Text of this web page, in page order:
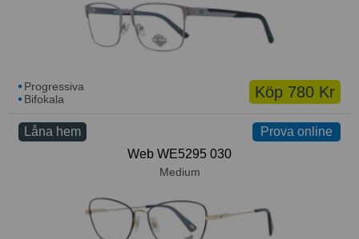
Köp 780 Kr
Progressiva
Bifokala
Prova online
Prova online
Låna hem
Web WE5295 030
Medium